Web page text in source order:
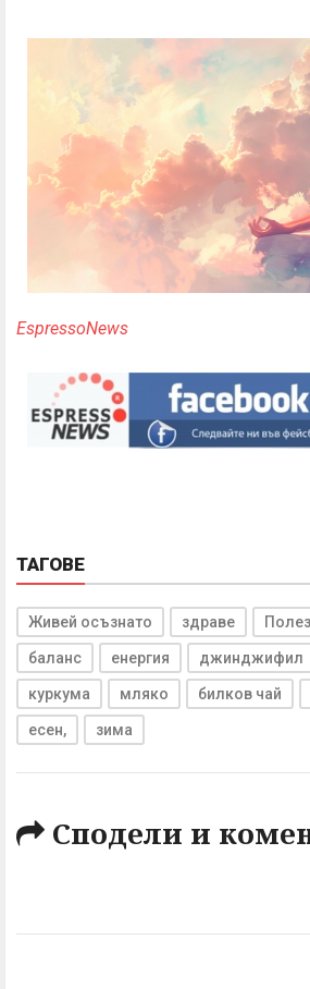
EspressoNews
ТАГОВЕ
Живей осъзнато здраве
баланс енергия джинджифил
куркума мляко билков чай
есен, зима
Сподели и